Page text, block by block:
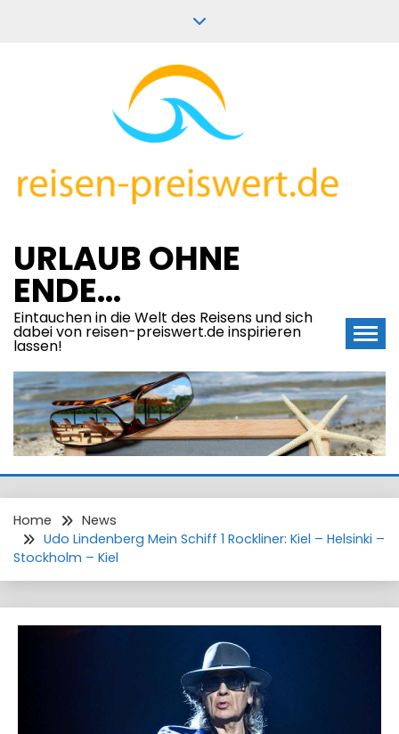
URLAUB OHNE
ENDE…
Eintauchen in die Welt des Reisens und sich
dabei von reisen-preiswert.de inspirieren
lassen!
Home
News
Udo Lindenberg Mein Schiff 1 Rockliner: Kiel – Helsinki –
Stockholm – Kiel